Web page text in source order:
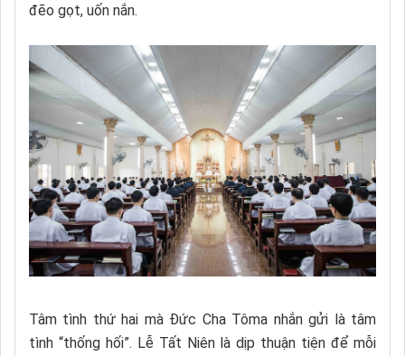
đẽo gọt, uốn nắn.
Tâm tình thứ hai mà Đức Cha Tôma nhắn gửi là tâm
tình “thống hối”. Lễ Tất Niên là dịp thuận tiện để mỗi